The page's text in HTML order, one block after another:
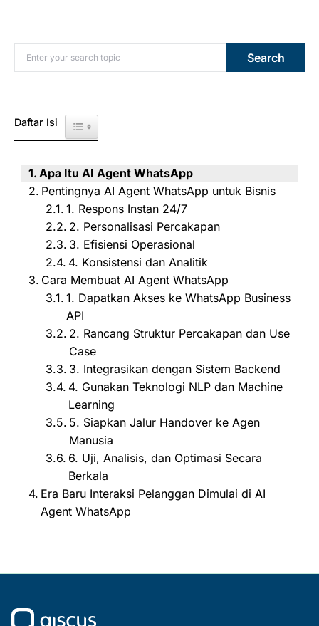
Search for: Search
Daftar Isi Toggle Table of Content
Apa Itu AI Agent WhatsApp
Pentingnya AI Agent WhatsApp untuk Bisnis
1. Respons Instan 24/7
2. Personalisasi Percakapan
3. Efisiensi Operasional
4. Konsistensi dan Analitik
Cara Membuat AI Agent WhatsApp
1. Dapatkan Akses ke WhatsApp Business
API
2. Rancang Struktur Percakapan dan Use
Case
3. Integrasikan dengan Sistem Backend
4. Gunakan Teknologi NLP dan Machine
Learning
5. Siapkan Jalur Handover ke Agen
Manusia
6. Uji, Analisis, dan Optimasi Secara
Berkala
Era Baru Interaksi Pelanggan Dimulai di AI
Agent WhatsApp